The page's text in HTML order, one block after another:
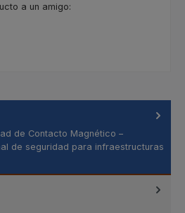
a un amigo:
de Contacto Magnético –
de seguridad para infraestructuras